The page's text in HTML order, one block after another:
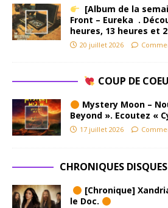
[Album de la
Front – Eureka .
heures, 13 heures et
20 juillet 2026
COUP DE
Mystery Moon –
Beyond ». Ecoutez «
17 juillet 2026
CHRONIQUES
[Chronique]
le Doc.